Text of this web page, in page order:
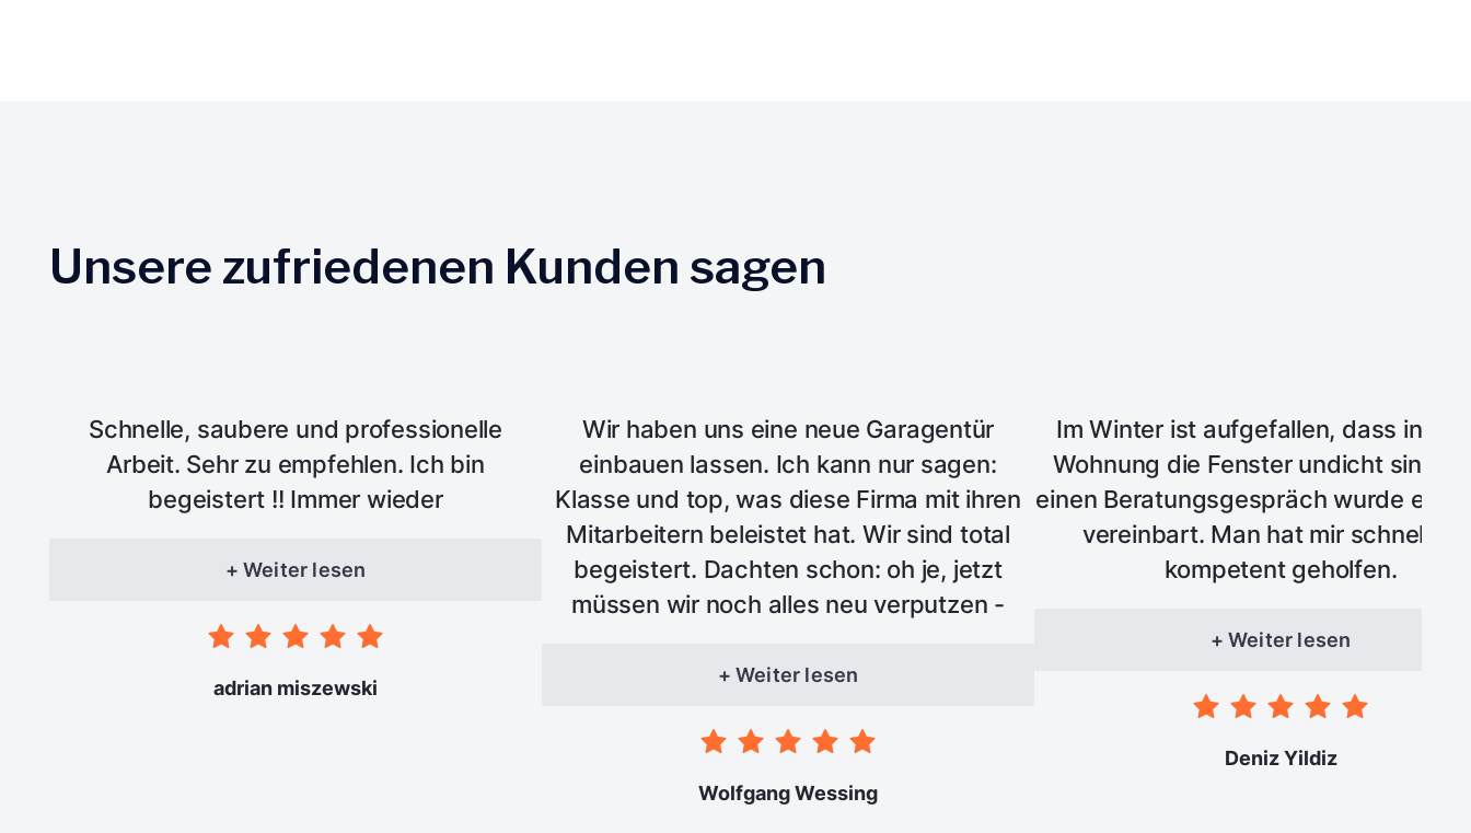
Unsere zufriedenen Kunden sagen
Schnelle, saubere und professionelle
Arbeit. Sehr zu empfehlen. Ich bin
begeistert !! Immer wieder
+ Weiter lesen
adrian miszewski
Wir haben uns eine neue Garagentür
einbauen lassen. Ich kann nur sagen:
Klasse und top, was diese Firma mit ihren
Mitarbeitern beleistet hat. Wir sind total
begeistert. Dachten schon: oh je, jetzt
müssen wir noch alles neu verputzen -
Zufriedenheit erledigt - nochmals Top und
+ Weiter lesen
Wolfgang Wessing
Im Winter ist aufgefallen, dass in
Wohnung die Fenster undicht sind.
einen Beratungsgespräch wurde ein
vereinbart. Man hat mir schnell
kompetent geholfen.
+ Weiter lesen
Deniz Yildiz